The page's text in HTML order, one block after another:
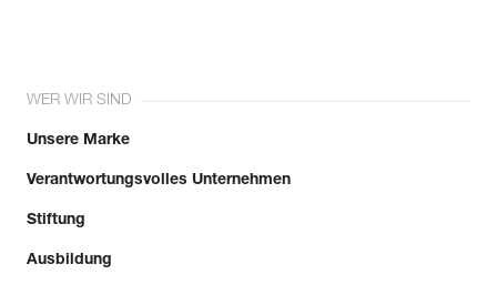
WER WIR SIND
Unsere Marke
Verantwortungsvolles Unternehmen
Stiftung
Ausbildung